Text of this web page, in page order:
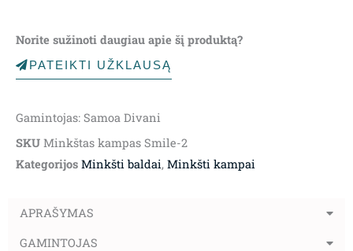
Norite sužinoti daugiau apie šį produktą?
PATEIKTI UŽKLAUSĄ
Gamintojas: Samoa Divani
SKU Minkštas kampas Smile-2
Kategorijos Minkšti baldai, Minkšti kampai
APRAŠYMAS
GAMINTOJAS